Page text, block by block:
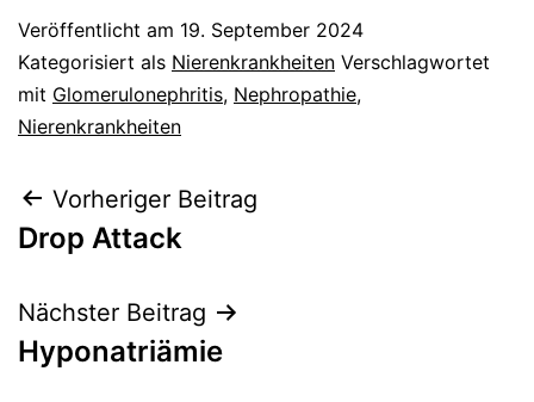
Veröffentlicht am 19. September 2024
Kategorisiert als Nierenkrankheiten Verschlagwortet
mit Glomerulonephritis, Nephropathie,
Nierenkrankheiten
Beitragsnavigation
Vorheriger Beitrag
Drop Attack
Nächster Beitrag
Hyponatriämie